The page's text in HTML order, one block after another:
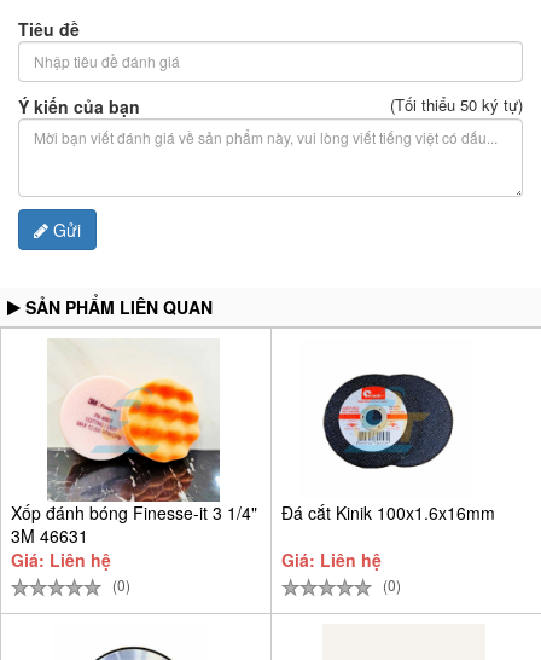
Tiêu đề
Ý kiến của bạn (Tối thiểu 50 ký tự)
Gửi
SẢN PHẨM LIÊN QUAN
Xốp đánh bóng Finesse-it 3 1/4"
3M 46631
Giá: Liên hệ
(0)
Đá cắt Kinik 100x1.6x16mm
Giá: Liên hệ
(0)